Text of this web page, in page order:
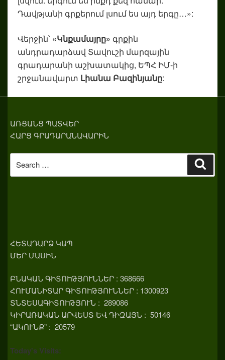
Դավթյանի գրքերում լսում ես այդ երգը…»:
Վերջին՝ «Կնքամայրը» գրքին
անդրադարձավ Տավուշի մարզային
գրադարանի աշխատակից, ԵՊՀ ԻՄ-ի
շրջանավարտ Լիանա Բազինյանը:
ԱՌՑԱՆՑ ՊԱՏՎԵՐ
ՀԱՐՑ ԳՐԱԴԱՐԱՆԱՎԱՐԻՆ
for:
ՀԵՏԱԴԱՐՁ ԿԱՊ
ՄԵՐ ՄԱՍԻՆ
ԲՆԱԿԱՆ ԳԻՏՈՒԹՅՈՒՆՆԵՐ : 368666
ՀՈՒՄԱՆԻՏԱՐ ԳԻՏՈՒԹՅՈՒՆՆԵՐ : 1300923
ՏՆՏԵՍԱԳԻՏՈՒԹՅՈՒՆ : 289086
ԿԻՐԱՌԱԿԱՆ ԱՐՎԵՍՏ ԵՎ ԴԻԶԱՅՆ : 50146
“ԱԿՈՒՆՔ” : 20579
Today's Visits: